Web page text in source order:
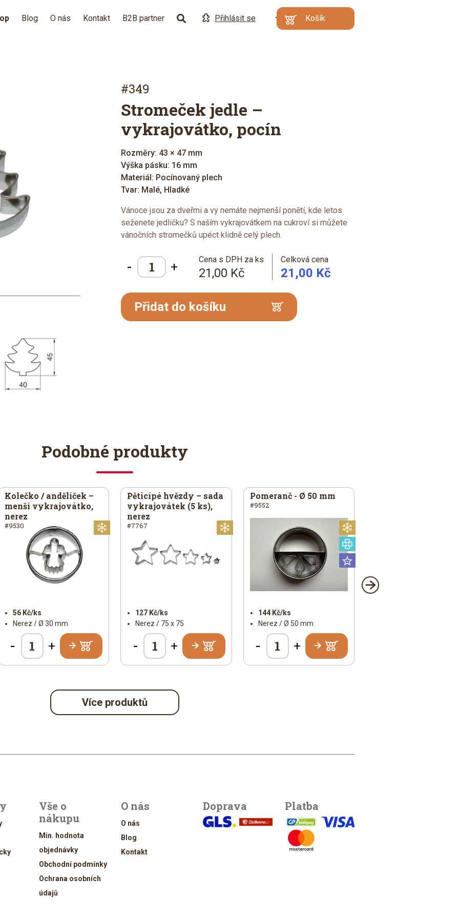
Blog O nás Kontakt B2B partner Přihlásit se
CZ
Kč
Košík
#349
Stromeček jedle –
vykrajovátko, pocín
Rozměry: 43 × 47 mm
Výška pásku: 16 mm
Materiál: Pocínovaný plech
Tvar: Malé, Hladké
Vánoce jsou za dveřmi a vy nemáte nejmenší ponětí, kde letos
seženete jedličku? S naším vykrajovátkem na cukroví si můžete
vánočních stromečků upéct klidně celý plech.
- +
Cena s DPH za ks
21,00 Kč
Celková cena
21,00 Kč
Přidat do košíku
Podobné produkty
Vánoční
Kolečko / andělíček –
menší vykrajovátko,
nerez
#9530
56 Kč/ks
Nerez / Ø 30 mm
- +
Pěticípé hvězdy – sada
vykrajovátek (5 ks),
nerez
#7767
127 Kč/ks
Nerez / 75 x 75
- +
Pomeranč - Ø 50 mm
#9552
144 Kč/ks
Nerez / Ø 50 mm
- +
Více produktů
Vše o
nákupu
Min. hodnota
objednávky
Obchodní podmínky
Ochrana osobních
údajů
O nás
O nás
Blog
Kontakt
Doprava Platba